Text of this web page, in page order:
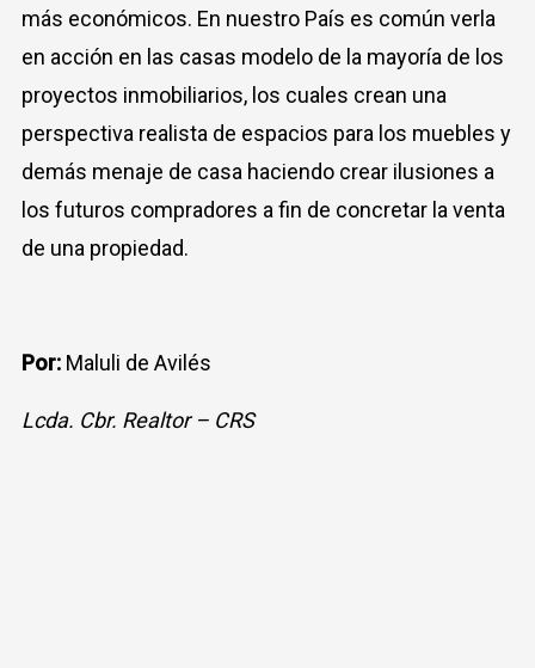
más económicos. En nuestro País es común verla
en acción en las casas modelo de la mayoría de los
proyectos inmobiliarios, los cuales crean una
perspectiva realista de espacios para los muebles y
demás menaje de casa haciendo crear ilusiones a
los futuros compradores a fin de concretar la venta
de una propiedad.
Por: Maluli de Avilés
Lcda. Cbr. Realtor – CRS